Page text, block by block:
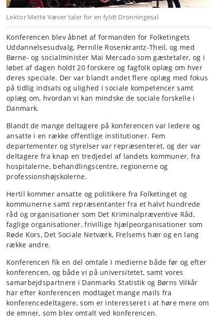
Lektor Mette Væver taler for en fyldt Dronningesal
Konferencen blev åbnet af formanden for Folketingets
Uddannelsesudvalg, Pernille Rosenkrantz-Theil, og med
Børne- og socialminister Mai Mercado som gæstetaler, og i
løbet af dagen holdt 20 forskere og fagfolk oplæg om hver
deres speciale. Der var blandt andet flere oplæg med fokus
på tidlig indsats og ulighed i sociale kompetencer samt
oplæg om, hvordan vi kan mindske de sociale forskelle i
Danmark.
Blandt de mange deltagere på konferencen var ledere og
ansatte i en række offentlige institutioner. Fem
departementer og styrelser var repræsenteret, og der var
deltagere fra knap en tredjedel af landets kommuner, fra
hospitalerne, behandlingscentre, regionerne og
professionshøjskolerne.
Hertil kommer ansatte og politikere fra Folketinget og
kommunerne samt repræsentanter fra et halvt hundrede
råd og organisationer som Det Kriminalpræventive Råd,
faglige organisationer, frivillige hjælpeorganisationer som
Røde Kors, Det Sociale Netværk, Frelsems hær og en lang
række andre.
Konferencen fik en del omtale i medierne både før og efter
konferencen, og både vi på universitetet, samt vores
samarbejdspartnere i Danmarks Statistik og Børns Vilkår
har efter konferencen modtaget mange mails fra
konferencedeltagere, som er interesseret i at høre mere om
de emner, som blev omtalt ved konferencen.